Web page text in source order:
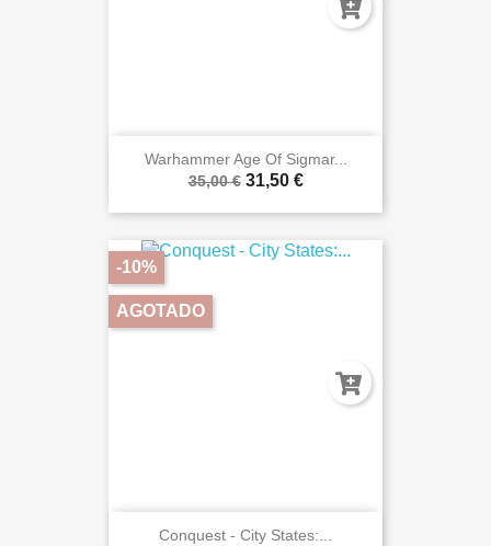
Warhammer Age Of Sigmar...
35,00 € 31,50 €
Conquest - City States:...
-10%
AGOTADO